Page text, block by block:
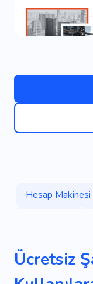
Hesap Makinesi
Durum
Ücretsiz